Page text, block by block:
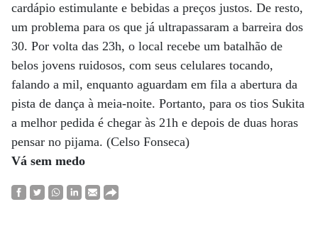
cardápio estimulante e bebidas a preços justos. De resto,
um problema para os que já ultrapassaram a barreira dos
30. Por volta das 23h, o local recebe um batalhão de
belos jovens ruidosos, com seus celulares tocando,
falando a mil, enquanto aguardam em fila a abertura da
pista de dança à meia-noite. Portanto, para os tios Sukita
a melhor pedida é chegar às 21h e depois de duas horas
pensar no pijama. (Celso Fonseca)
Vá sem medo